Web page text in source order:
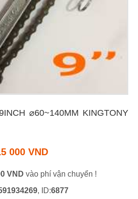
⌀60~140MM KINGTONY
000 VND
VND vào phí vận chuyển !
, ID:6877